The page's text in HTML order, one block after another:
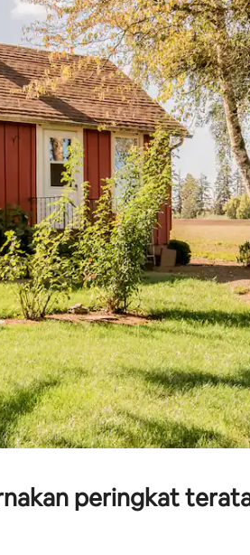
ke bawah atau jelajahi dengan
peringkat